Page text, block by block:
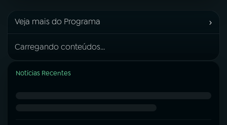
Veja mais do Programa ›
Carregando conteúdos...
Notícias Recentes